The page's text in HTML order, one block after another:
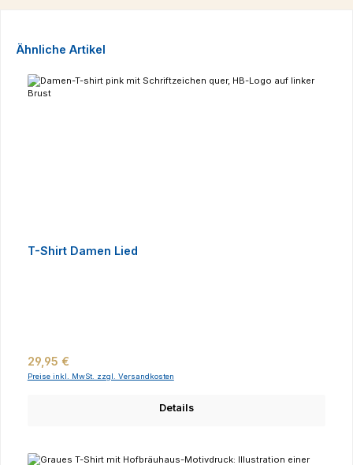
Produktgalerie überspringen
Ähnliche Artikel
T-Shirt Damen Lied
Regulärer Preis:
29,95 €
Preise inkl. MwSt. zzgl. Versandkosten
Details